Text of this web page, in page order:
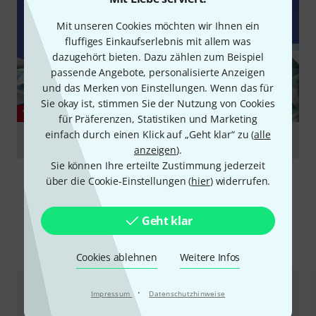
Mit unseren Cookies möchten wir Ihnen ein
fluffiges Einkaufserlebnis mit allem was
dazugehört bieten. Dazu zählen zum Beispiel
passende Angebote, personalisierte Anzeigen
und das Merken von Einstellungen. Wenn das für
Sie okay ist, stimmen Sie der Nutzung von Cookies
für Präferenzen, Statistiken und Marketing
einfach durch einen Klick auf „Geht klar“ zu (alle
anzeigen).
Sie können Ihre erteilte Zustimmung jederzeit
über die Cookie-Einstellungen (hier) widerrufen.
Geht klar
Cookies ablehnen Weitere Infos
Impressum · Datenschutzhinweise
YOUTUBE
Very Black: Checking Out The Schecter PT Black Ops
abspielen
Alternativen vergleichen